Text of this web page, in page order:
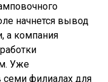
начнется вывод
а компания
Уже
филиалах для